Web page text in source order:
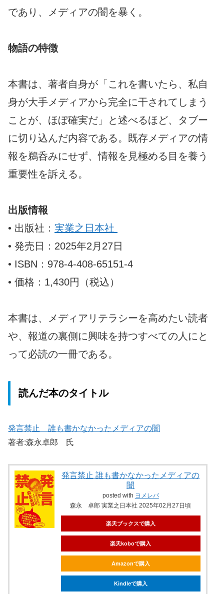
であり、メディアの闇を暴く。
物語の特徴
本書は、著者自身が「これを書いたら、私自
身が大手メディアから完全に干されてしまう
ことが、ほぼ確実だ」と述べるほど、タブー
に切り込んだ内容である。既存メディアの情
報を鵜呑みにせず、情報を見極める目を養う
重要性を訴える。
出版情報
• 出版社： 実業之日本社
• 発売日：2025年2月27日
• ISBN：978-4-408-65151-4
• 価格：1,430円（税込）
本書は、メディアリテラシーを高めたい読者
や、報道の裏側に興味を持つすべての人にと
って必読の一冊である。
読んだ本のタイトル
発言禁止 誰も書かなかったメディアの闇
著者:森永卓郎 氏
発言禁止 誰も書かなかったメディアの
闇
posted with ヨメレバ
森永 卓郎 実業之日本社 2025年02月27日頃
楽天ブックスで購入
楽天koboで購入
Amazonで購入
Kindleで購入